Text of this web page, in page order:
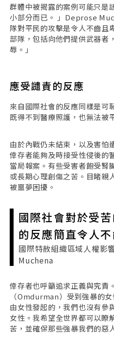
群體中被揭露的案例可能只是
小部分而已。 」Deprose
隊對平民的攻擊是令人不齒且
部隊，包括向他們提供武器者
辱。」
應受譴責的反應
來自國際社會的反應同樣是可
既得不到醫療照護，也無法被
由於內戰仍未結束，以及害怕
倖存者能夠及時接受性侵後的
當局報案。有些受害者飽受腎
或長期心理創傷之苦。目睹親
被噩夢困擾。
國際社會對於受
的反應簡直令人不
國際特赦組織區域人權影
Muchena
倖存者也呼籲追求正義與究責
（Omdurman）受到強暴的
由女性發起的，我們也沒有參
女性。我希望全世界都可以瞭
苦，並確保那些強暴我們的惡